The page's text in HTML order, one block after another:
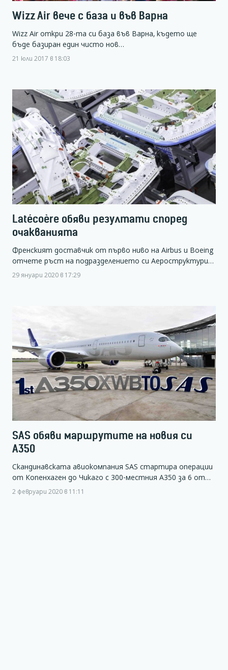
Wizz Air вече с база и във Варна
Wizz Air откри 28-та си база във Варна, където ще
бъде базиран един чисто нов…
21 юли 2017 в 18:03
Latécoère обяви резултати според
очакванията
Френският доставчик от първо ниво на Airbus и Boeing
отчете ръст на подразделението си Аероструктури…
29 януари 2020 в 17:29
SAS обяви маршрутите на новия си
A350
Скандинавската авиокомпания SAS стартира операции
от Копенхаген до Чикаго с 300-местния А350 за 6 от…
2 февруари 2020 в 11:11